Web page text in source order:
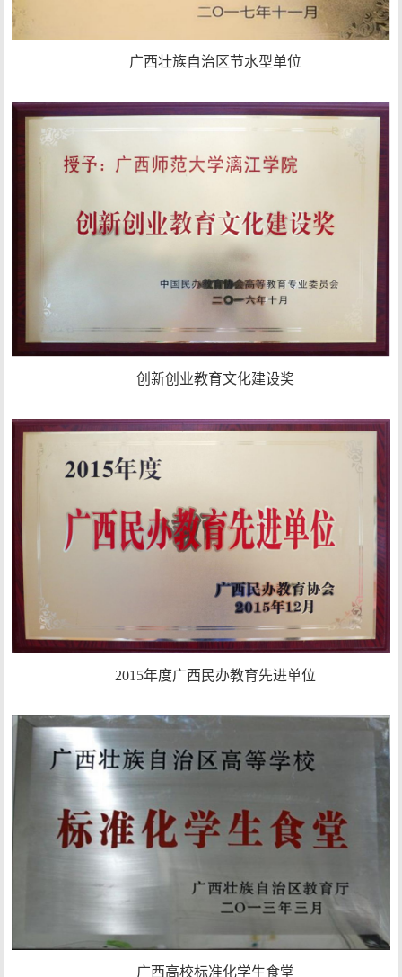
广西壮族自治区节水型单位
创新创业教育文化建设奖
2015年度广西民办教育先进单位
广西高校标准化学生食堂